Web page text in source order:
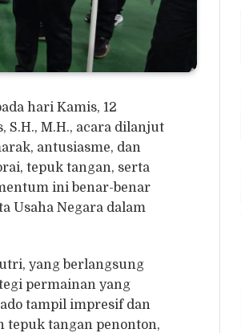
hari Kamis, 12
S.H., M.H., acara dilanjut
antusiasme, dan
tepuk tangan, serta
ini benar-benar
Usaha Negara dalam
yang berlangsung
permainan yang
tampil impresif dan
tepuk tangan penonton,